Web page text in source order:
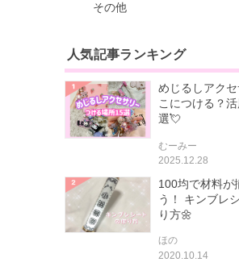
その他
人気記事ランキング
めじるしアク
こにつける？
選💘
むーみー
2025.12.28
100均で材料が
う！ キンブレ
り方🌼
ほの
2020.10.14